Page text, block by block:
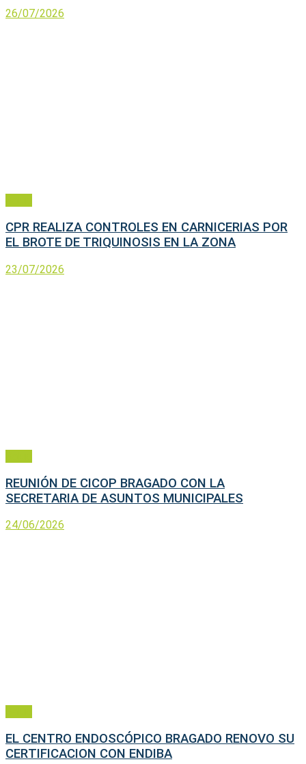
26/07/2026
CPR REALIZA CONTROLES EN CARNICERIAS POR
EL BROTE DE TRIQUINOSIS EN LA ZONA
23/07/2026
REUNIÓN DE CICOP BRAGADO CON LA
SECRETARIA DE ASUNTOS MUNICIPALES
24/06/2026
EL CENTRO ENDOSCÓPICO BRAGADO RENOVO SU
CERTIFICACION CON ENDIBA